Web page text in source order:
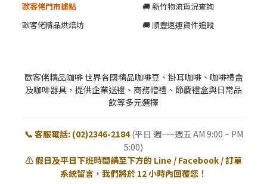
歐客佬門市據點
歐客佬精品烘焙坊
🚚 新竹物流貨況查詢
🚚 順豐速運貨件追蹤
歐客佬精品咖啡 世界各國精品咖啡豆、掛耳咖啡、咖啡禮盒
及咖啡器具，提供企業送禮、商務贈禮、節慶禮盒與日常品
飲等多元選擇
📞 客服電話: (02)2346-2184 (平日 週一~週五 AM 9:00 ~ PM
5:00)
⚠️ 假日及平日下班時間請至下方的 Line / Facebook / 訂單
系統留言，我們將於 12 小時內回覆您！